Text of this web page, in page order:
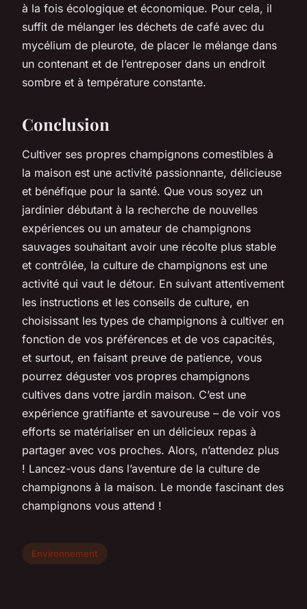
à la fois écologique et économique. Pour cela, il
suffit de mélanger les déchets de café avec du
mycélium de pleurote, de placer le mélange dans
un contenant et de l’entreposer dans un endroit
sombre et à température constante.
Conclusion
Cultiver ses propres champignons comestibles à
la maison est une activité passionnante, délicieuse
et bénéfique pour la santé. Que vous soyez un
jardinier débutant à la recherche de nouvelles
expériences ou un amateur de champignons
sauvages souhaitant avoir une récolte plus stable
et contrôlée, la culture de champignons est une
activité qui vaut le détour. En suivant attentivement
les instructions et les conseils de culture, en
choisissant les types de champignons à cultiver en
fonction de vos préférences et de vos capacités,
et surtout, en faisant preuve de patience, vous
pourrez déguster vos propres champignons
cultives dans votre jardin maison. C’est une
expérience gratifiante et savoureuse – de voir vos
efforts se matérialiser en un délicieux repas à
partager avec vos proches. Alors, n’attendez plus
! Lancez-vous dans l’aventure de la culture de
champignons à la maison. Le monde fascinant des
champignons vous attend !
Environnement